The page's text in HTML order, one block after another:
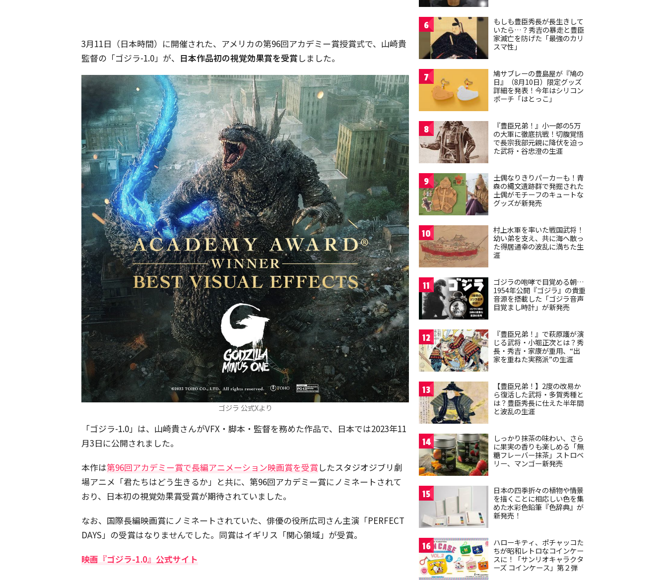
3月11日（日本時間）に開催された、アメリカの第96回アカデミー賞授賞式で、山崎貴
監督の「ゴジラ-1.0」が、 日本作品初の視覚効果賞を受賞 しました。
ゴジラ 公式Xより
「ゴジラ-1.0」は、山崎貴さんがVFX・脚本・監督を務めた作品で、日本では2023年11
月3日に公開されました。
本作は第96回アカデミー賞で長編アニメーション映画賞を受賞 したスタジオジブリ劇
場アニメ「君たちはどう生きるか」と共に、第96回アカデミー賞にノミネートされて
おり、日本初の視覚効果賞受賞が期待されていました。
なお、国際長編映画賞にノミネートされていた、俳優の役所広司さん主演「PERFECT
DAYS」の受賞はなりませんでした。同賞はイギリス「関心領域」が受賞。
映画『ゴジラ-1.0』公式サイト
6
もしも豊臣秀長が長生きして
いたら…？秀吉の暴走と豊臣
家滅亡を防げた「最強のカリ
スマ性」
7
鳩サブレーの豊島屋が『鳩の
日』（8月10日）限定グッズ
詳細を発表！今年はシリコン
ポーチ「はとっこ」
8
『豊臣兄弟！』小一郎の5万
の大軍に徹底抗戦！切腹覚悟
で長宗我部元親に降伏を迫っ
た武将・谷忠澄の生涯
9
土偶なりきりパーカーも！青
森の縄文遺跡群で発掘された
土偶がモチーフのキュートな
グッズが新発売
10
村上水軍を率いた戦国武将！
幼い弟を支え、共に海へ散っ
た得居通幸の波乱に満ちた生
涯
11
ゴジラの咆哮で目覚める朝…
1954年公開『ゴジラ』の貴重
音源を搭載した「ゴジラ音声
目覚まし時計」が新発売
12
『豊臣兄弟！』で萩原護が演
じる武将・小堀正次とは？秀
長・秀吉・家康が重用、“出
家を重ねた実務派”の生涯
13
【豊臣兄弟！】2度の改易か
ら復活した武将・多賀秀種と
は？豊臣秀長に仕えた半年間
と波乱の生涯
14
しっかり抹茶の味わい、さら
に果実の香りも楽しめる「無
糖フレーバー抹茶」ストロベ
リー、マンゴー新発売
15
日本の四季折々の植物や情景
を描くことに相応しい色を集
めた水彩色鉛筆『色辞典』が
新発売！
16
ハローキティ、ポチャッコた
ちが昭和レトロなコインケー
スに！「サンリオキャラクタ
ーズ コインケース」第２弾